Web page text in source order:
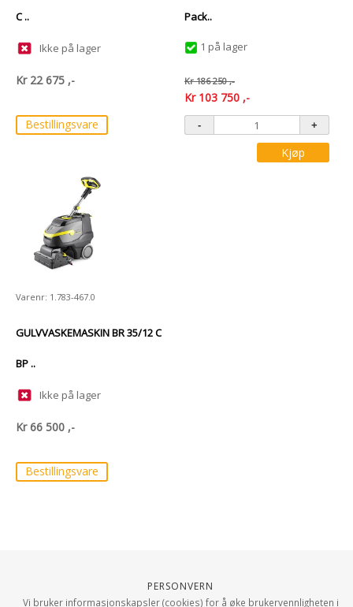
C ..
Ikke på lager
Kr 22 675 ,-
Bestillingsvare
Pack..
1 på lager
Kr186 250,-
Kr 103 750 ,-
Kjøp
Varenr: 1.783-467.0
GULVVASKEMASKIN BR 35/12 C
BP ..
Ikke på lager
Kr66 500 ,-
Bestillingsvare
Personvern
Vi bruker informasjonskapsler (cookies) for å øke brukervennligheten i